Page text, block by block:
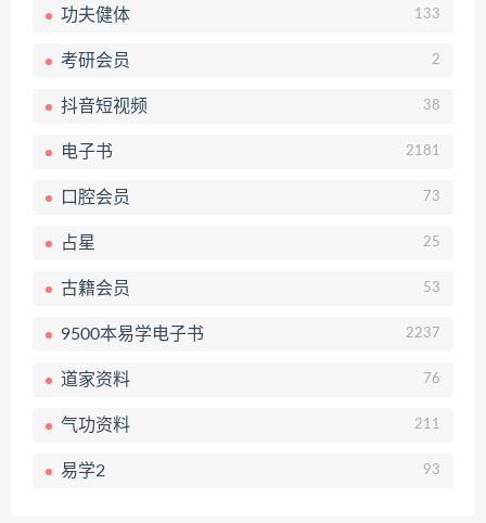
功夫健体 133
考研会员 2
抖音短视频 38
电子书 2181
口腔会员 73
占星 25
古籍会员 53
9500本易学电子书 2237
道家资料 76
气功资料 211
易学2 93